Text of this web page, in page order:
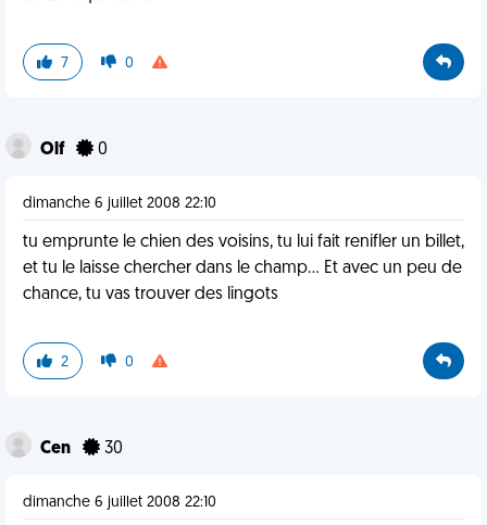
7 0
Olf 0
dimanche 6 juillet 2008 22:10
tu emprunte le chien des voisins, tu lui fait renifler un billet,
et tu le laisse chercher dans le champ... Et avec un peu de
chance, tu vas trouver des lingots
2 0
Cen 30
dimanche 6 juillet 2008 22:10